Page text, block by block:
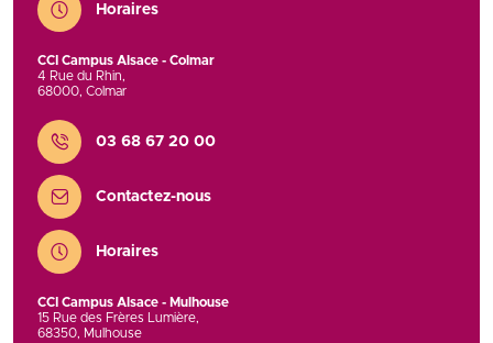
Horaires
CCI Campus Alsace - Colmar
4 Rue du Rhin,
68000, Colmar
Contact
03 68 67 20 00
Contactez-nous
Horaires
CCI Campus Alsace - Mulhouse
15 Rue des Frères Lumière,
68350, Mulhouse